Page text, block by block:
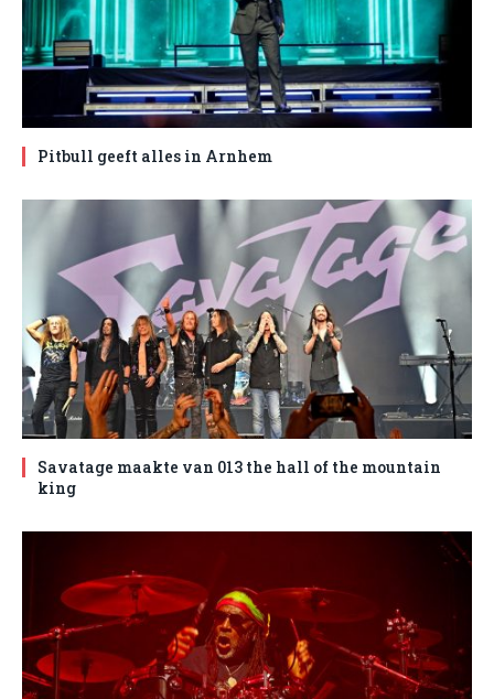
Pitbull geeft alles in Arnhem
Savatage maakte van 013 the hall of the mountain
king